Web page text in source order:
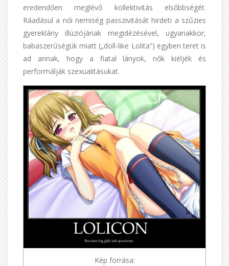
eredendően meglévő kollektivitás elsőbbségét.
Ráadásul a női nemiség passzivitását hirdeti a szűzies
gyereklány illúziójának megidézésével, ugyanakkor,
babaszerűségük miatt („doll-like Lolita”) egyben teret is
ad annak, hogy a fiatal lányok, nők kiéljék és
performálják szexualitásukat.
Kép forrása: